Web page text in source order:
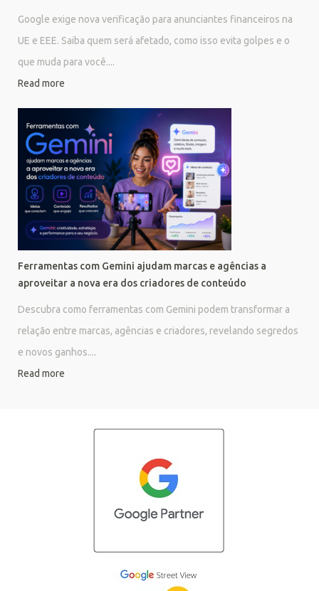
Google exige nova verificação para anunciantes financeiros na
UE e EEE. Saiba quem será afetado, como isso evita golpes e o
que muda para você....
Read more
Ferramentas com Gemini ajudam marcas e agências a
aproveitar a nova era dos criadores de conteúdo
Descubra como ferramentas com Gemini podem transformar a
relação entre marcas, agências e criadores, revelando segredos
e novos ganhos....
Read more